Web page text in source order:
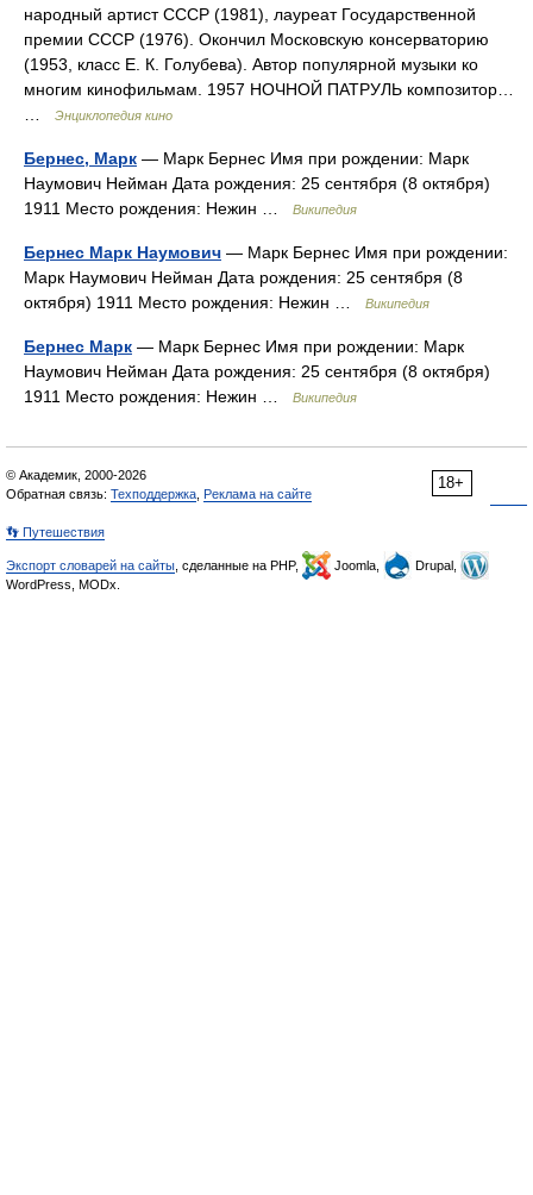
народный артист СССР (1981), лауреат Государственной
премии СССР (1976). Окончил Московскую консерваторию
(1953, класс Е. К. Голубева). Автор популярной музыки ко
многим кинофильмам. 1957 НОЧНОЙ ПАТРУЛЬ композитор…
Энциклопедия кино
Бернес, Марк — Марк Бернес Имя при рождении: Марк
Наумович Нейман Дата рождения: 25 сентября (8 октября)
1911 Место рождения: Нежин …
Википедия
Бернес Марк Наумович — Марк Бернес Имя при рождении:
Марк Наумович Нейман Дата рождения: 25 сентября (8
октября) 1911 Место рождения: Нежин …
Википедия
Бернес Марк — Марк Бернес Имя при рождении: Марк
Наумович Нейман Дата рождения: 25 сентября (8 октября)
1911 Место рождения: Нежин …
Википедия
18+
© Академик, 2000-2026
Обратная связь: Техподдержка Реклама на сайте
👣 Путешествия
Экспорт словарей на сайты , сделанные на PHP, Joomla,
Drupal,
WordPress, MODx.